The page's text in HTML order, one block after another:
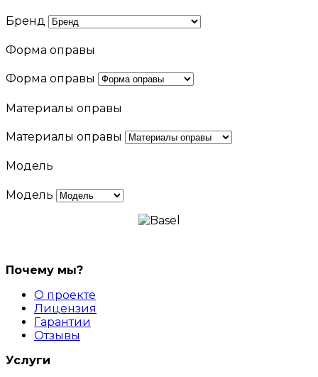
Бренд
Форма оправы
Форма оправы
Материалы оправы
Материалы оправы
Модель
Модель
Почему мы?
О проекте
Лицензия
Гарантии
Отзывы
Услуги